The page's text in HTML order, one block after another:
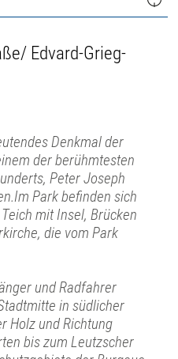
Edvard-Grieg-
Denkmal der
der berühmtesten
Peter Joseph
Park befinden sich
mit Insel, Brücken
die vom Park
und Radfahrer
in südlicher
Holz und Richtung
bis zum Leutzscher